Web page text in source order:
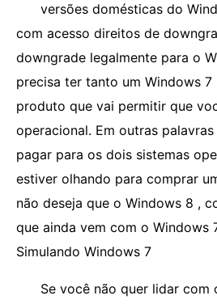
versões domésticas do
com acesso direitos de
downgrade legalmente para o
precisa ter tanto um Windows 7
produto que vai permitir que
operacional. Em outras
pagar para os dois sistemas
estiver olhando para comprar
não deseja que o Windows 8 ,
que ainda vem com o Windows
Simulando Windows 7
Se você não quer lidar com